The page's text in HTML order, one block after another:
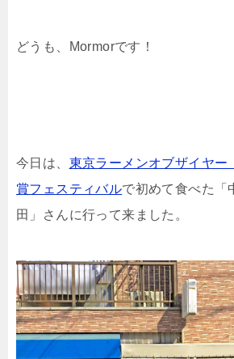
どうも、Mormorです！
今日は、 東京ラーメンオブザイヤー
賞フェスティバルで初めて食べた
田」さんに行って来ました。